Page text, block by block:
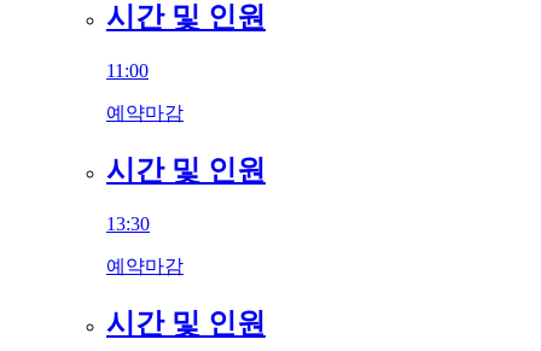
시간 및 인원
11:00
예약마감
시간 및 인원
13:30
예약마감
시간 및 인원